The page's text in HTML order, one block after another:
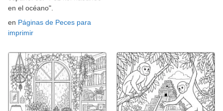
en el océano".
en Páginas de Peces para
imprimir